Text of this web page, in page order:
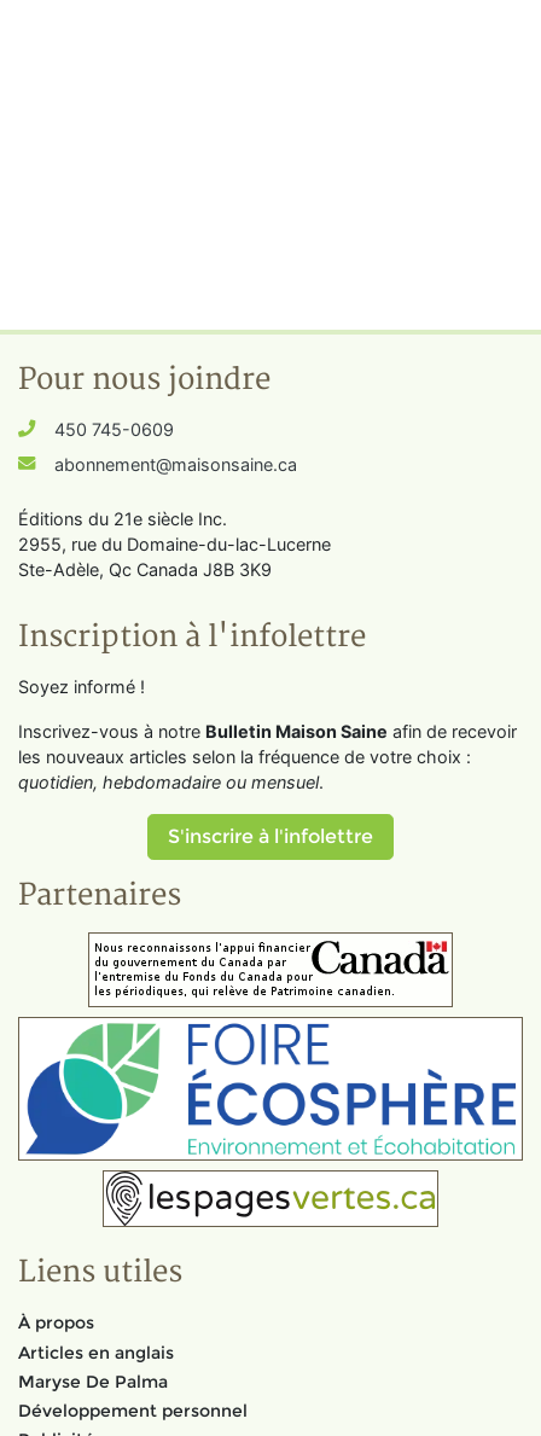
Pour nous joindre
450 745-0609
abonnement@maisonsaine.ca
Éditions du 21e siècle Inc.
2955, rue du Domaine-du-lac-Lucerne
Ste-Adèle, Qc Canada J8B 3K9
Inscription à l'infolettre
Soyez informé !
Inscrivez-vous à notre Bulletin Maison Saine afin de recevoir
les nouveaux articles selon la fréquence de votre choix :
quotidien, hebdomadaire ou mensuel.
S'inscrire à l'infolettre
Partenaires
Liens utiles
À propos
Articles en anglais
Maryse De Palma
Développement personnel